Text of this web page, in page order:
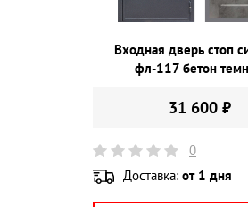
Входная дверь стоп
фл-117 бетон
31 600 ₽
0
Доставка: от 1 дня